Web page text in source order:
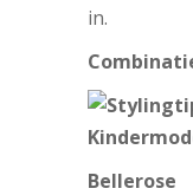
in.
Bellerose